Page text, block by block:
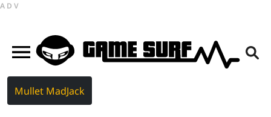
ADV
Mullet MadJack